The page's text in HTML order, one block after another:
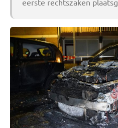
eerste rechtszaken